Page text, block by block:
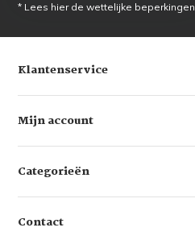
* Lees hier de wettelijke beperkingen
Klantenservice
Mijn account
Categorieën
Contact